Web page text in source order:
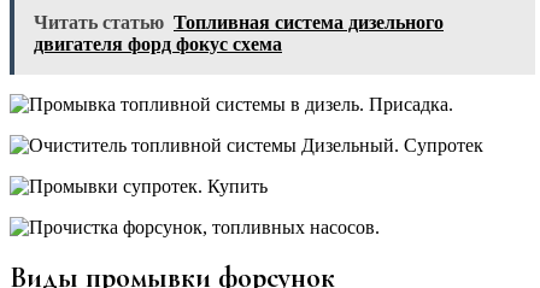
Читать статью Топливная система дизельного
двигателя форд фокус схема
Виды промывки форсунок